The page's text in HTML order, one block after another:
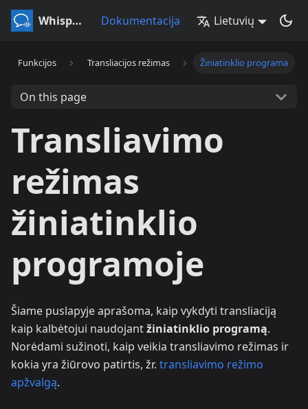
Whisperr Dokumentacija Lietuvių
Funkcijos Transliacijos režimas Žiniatinklio programa
On this page
Transliavimo
režimas
žiniatinklio
programoje
Šiame puslapyje aprašoma, kaip vykdyti transliaciją
kaip kalbėtojui naudojantžiniatinklio programą.
Norėdami sužinoti, kaip veikia transliavimo režimas ir
kokia yra žiūrovo patirtis, žr. transliavimo režimo
apžvalgą.